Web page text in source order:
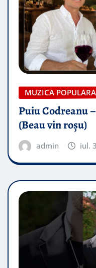
MUZICA POPULARA
Puiu Codreanu
(Beau vin roșu)
admin iul.